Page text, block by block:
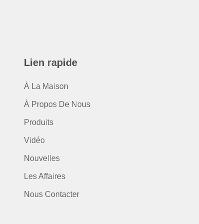
Lien rapide
À La Maison
À Propos De Nous
Produits
Vidéo
Nouvelles
Les Affaires
Nous Contacter